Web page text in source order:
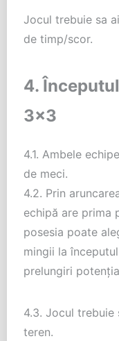
Jocul trebuie sa
de timp/scor.
4.
3×3
4.1. Ambele
de meci.
4.2. Prin
echipă are prima
posesia poate
mingii la
prelungiri
4.3. Jocul
teren.